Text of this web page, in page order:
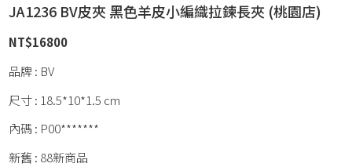
JA1236 BV皮夾 黑色羊皮小編織拉鍊長夾 (桃園店)
NT$16800
品牌 : BV
尺寸 : 18.5*10*1.5 cm
內碼 : P00*******
新舊 : 88新商品